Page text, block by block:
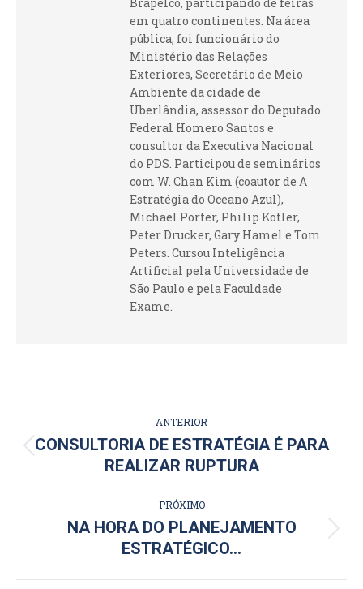
em quatro continentes. Na área
pública, foi funcionário do
Ministério das Relações
Exteriores, Secretário de Meio
Ambiente da cidade de
Uberlândia, assessor do Deputado
Federal Homero Santos e
consultor da Executiva Nacional
do PDS. Participou de seminários
com W. Chan Kim (coautor de A
Estratégia do Oceano Azul),
Michael Porter, Philip Kotler,
Peter Drucker, Gary Hamel e Tom
Peters. Cursou Inteligência
Artificial pela Universidade de
São Paulo e pela Faculdade
Exame.
DE
ANTERIOR
Post
anterior:
CONSULTORIA DE ESTRATÉGIA É PARA
REALIZAR RUPTURA
PRÓXIMO
Próximo
post:
NA HORA DO PLANEJAMENTO
ESTRATÉGICO…